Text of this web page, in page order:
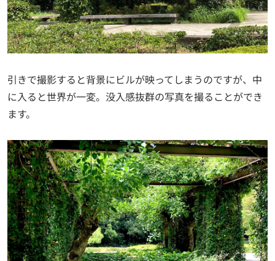
引きで撮影すると背景にビルが映ってしまうのですが、中
に入ると世界が一変。没入感抜群の写真を撮ることができ
ます。